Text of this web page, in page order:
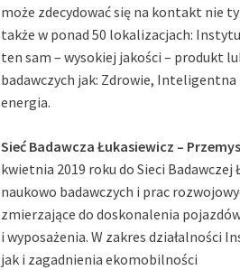
może zdecydować się na kontakt
także w ponad 50 lokalizacjach:
ten sam – wysokiej jakości – produkt
badawczych jak: Zdrowie,
energia.
Sieć Badawcza Łukasiewicz –
kwietnia 2019 roku do Sieci
naukowo badawczych i prac
zmierzające do doskonalenia
i wyposażenia. W zakres działalności
jak i zagadnienia ekomobilności